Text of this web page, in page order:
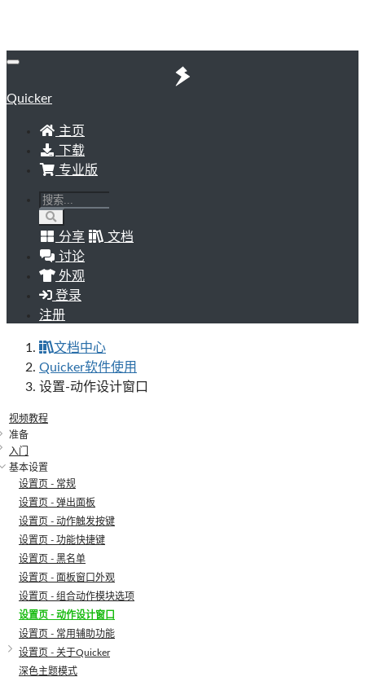
Quicker
主页
下载
专业版
分享
文档
讨论
外观
登录
注册
文档中心
Quicker软件使用
设置-动作设计窗口
视频教程
准备
入门
基本设置
设置页 - 常规
设置页 - 弹出面板
设置页 - 动作触发按键
设置页 - 功能快捷键
设置页 - 黑名单
设置页 - 面板窗口外观
设置页 - 组合动作模块选项
设置页 - 动作设计窗口
设置页 - 常用辅助功能
设置页 - 关于Quicker
深色主题模式